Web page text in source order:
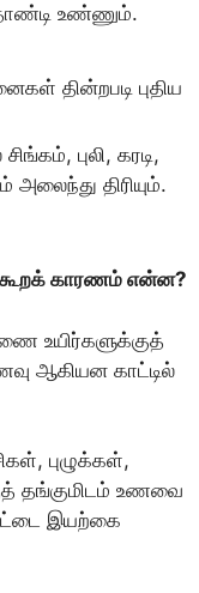
உண்ணும்.
தின்றபடி புதிய
புலி, கரடி,
திரியும்.
கூறக் காரணம் என்ன?
உயிர்களுக்குத்
ஆகியன காட்டில்
புழுக்கள்,
தங்குமிடம் உணவை
இயற்கை